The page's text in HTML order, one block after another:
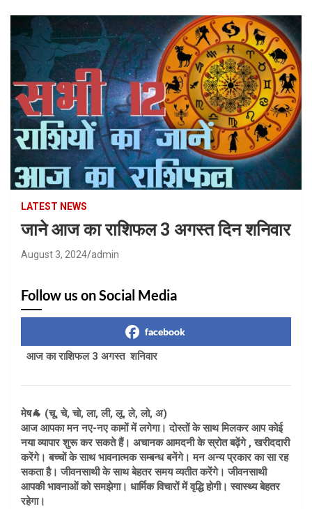
LATEST NEWS
जाने आज का राशिफल 3 अगस्त दिन शनिवार
August 3, 2024 admin
Follow us on Social Media
facebook
आज का राशिफल 3 अगस्त शनिवार
मेष🐐 (चू, चे, चो, ला, ली, लू, ले, लो, अ)
आज आपका मन नए-नए कामों में लगेगा। दोस्तों के साथ मिलकर आप कोई
नया व्यापार शुरू कर सकते हैं। अचानक आमदनी के स्रोत बढ़ेंगे , खरीददारी
करेंगे। बच्चों के साथ भावनात्मक सम्बन्ध बनेंगे। मन अन्य प्रकार का सा रह
सकता है। जीवनसाथी के साथ बेहतर समय व्यतीत करेंगे। जीवनसाथी
आपकी भावनाओं को समझेगा। धार्मिक विचारों में वृद्धि होगी। स्वास्थ्य बेहतर
रहेगा।